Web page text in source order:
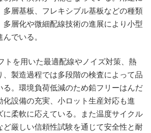
多層基板、フレキシブル基板などの種類
多層化や微細配線技術の進展により小型
でいる。
トを用いた最適配線やノイズ対策、熱
、製造過程では多段階の検査によって品
る。環境負荷低減のため鉛フリーはんだ
化設備の充実、小ロット生産対応も進
に柔軟に応えている。また温度サイクル
ど厳しい信頼性試験を通じて安全性と耐